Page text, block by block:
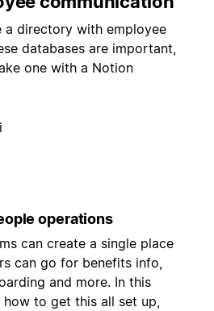
a directory with employee
databases are important,
one with a Notion
operations
can create a single place
can go for benefits info,
and more. In this
to get this all set up,